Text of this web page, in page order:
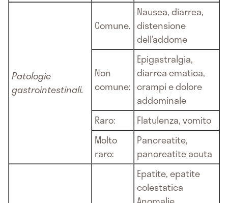
Patologie
gastrointestinali.
Comune.
Nausea, diarrea,
distensione
dell’addome
Non
comune:
Epigastralgia,
diarrea ematica,
crampi e dolore
addominale
Raro:
Flatulenza, vomito
Molto
raro:
Pancreatite,
pancreatite acuta
Epatite, epatite
colestatica